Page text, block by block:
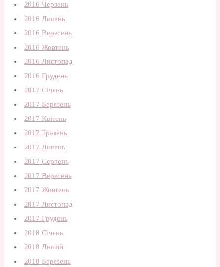
2016 Червень
2016 Липень
2016 Вересень
2016 Жовтень
2016 Листопад
2016 Грудень
2017 Січень
2017 Березень
2017 Квітень
2017 Травень
2017 Липень
2017 Серпень
2017 Вересень
2017 Жовтень
2017 Листопад
2017 Грудень
2018 Січень
2018 Лютий
2018 Березень